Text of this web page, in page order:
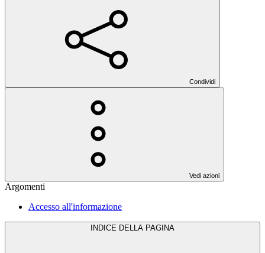
Condividi
Vedi azioni
Argomenti
Accesso all'informazione
INDICE DELLA PAGINA